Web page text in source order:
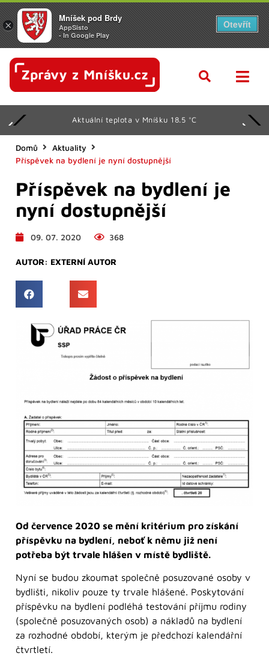
Aktuální teplota v Mníšku 18.5 °C
Domů
Aktuality
Příspěvek na bydlení je nyní dostupnější
Příspěvek na bydlení je
nyní dostupnější
09. 07. 2020 368
AUTOR: EXTERNÍ AUTOR
Od července 2020 se mění kritérium pro získání
příspěvku na bydlení, neboť k němu již není
potřeba být trvale hlášen v místě bydliště.
Nyní se budou zkoumat společně posuzované osoby v
bydlišti, nikoliv pouze ty trvale hlášené. Poskytování
příspěvku na bydlení podléhá testování příjmu rodiny
(společně posuzovaných osob) a nákladů na bydlení
za rozhodné období, kterým je předchozí kalendářní
čtvrtletí.
×
Mníšek pod Brdy
AppSisto
- In Google Play
Otevřít